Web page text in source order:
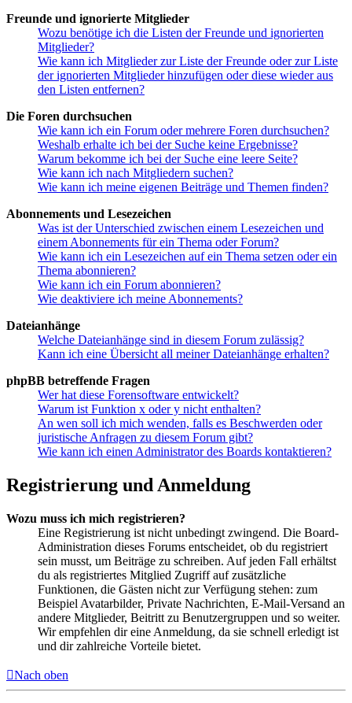
Freunde und ignorierte Mitglieder
Wozu benötige ich die Listen der Freunde und ignorierten
Mitglieder?
Wie kann ich Mitglieder zur Liste der Freunde oder zur Liste
der ignorierten Mitglieder hinzufügen oder diese wieder aus
den Listen entfernen?
Die Foren durchsuchen
Wie kann ich ein Forum oder mehrere Foren durchsuchen?
Weshalb erhalte ich bei der Suche keine Ergebnisse?
Warum bekomme ich bei der Suche eine leere Seite?
Wie kann ich nach Mitgliedern suchen?
Wie kann ich meine eigenen Beiträge und Themen finden?
Abonnements und Lesezeichen
Was ist der Unterschied zwischen einem Lesezeichen und
einem Abonnements für ein Thema oder Forum?
Wie kann ich ein Lesezeichen auf ein Thema setzen oder ein
Thema abonnieren?
Wie kann ich ein Forum abonnieren?
Wie deaktiviere ich meine Abonnements?
Dateianhänge
Welche Dateianhänge sind in diesem Forum zulässig?
Kann ich eine Übersicht all meiner Dateianhänge erhalten?
phpBB betreffende Fragen
Wer hat diese Forensoftware entwickelt?
Warum ist Funktion x oder y nicht enthalten?
An wen soll ich mich wenden, falls es Beschwerden oder
juristische Anfragen zu diesem Forum gibt?
Wie kann ich einen Administrator des Boards kontaktieren?
Registrierung und Anmeldung
Wozu muss ich mich registrieren?
Eine Registrierung ist nicht unbedingt zwingend. Die Board-
Administration dieses Forums entscheidet, ob du registriert
sein musst, um Beiträge zu schreiben. Auf jeden Fall erhältst
du als registriertes Mitglied Zugriff auf zusätzliche
Funktionen, die Gästen nicht zur Verfügung stehen: zum
Beispiel Avatarbilder, Private Nachrichten, E-Mail-Versand an
andere Mitglieder, Beitritt zu Benutzergruppen und so weiter.
Wir empfehlen dir eine Anmeldung, da sie schnell erledigt ist
und dir zahlreiche Vorteile bietet.
Nach oben